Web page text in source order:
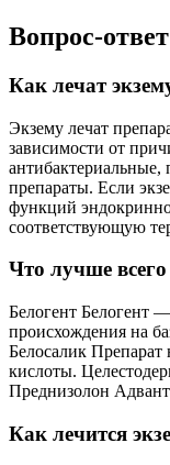
Вопрос-ответ
Как лечат
Экзему лечат
зависимости от
препараты. Если
функций
соответствующую
Что лучше
Белогент Белогент
происхождения на
Белосалик Препарат
кислоты.
Преднизолон
Как лечится